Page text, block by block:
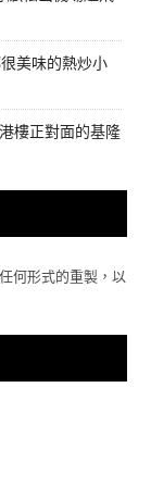
美味的熱炒小
樓正對面的基隆
何形式的重製，以